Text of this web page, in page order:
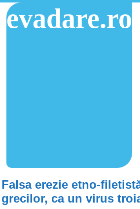
evadare.ro
Falsa erezie etno-
grecilor, ca un virus